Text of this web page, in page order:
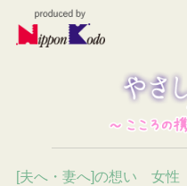
[夫へ・妻へ]の想い 女